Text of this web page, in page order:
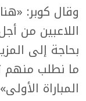
وقال كوبر:
اللاعبين من
بحاجة إلى
ما نطلب منهم
المباراة